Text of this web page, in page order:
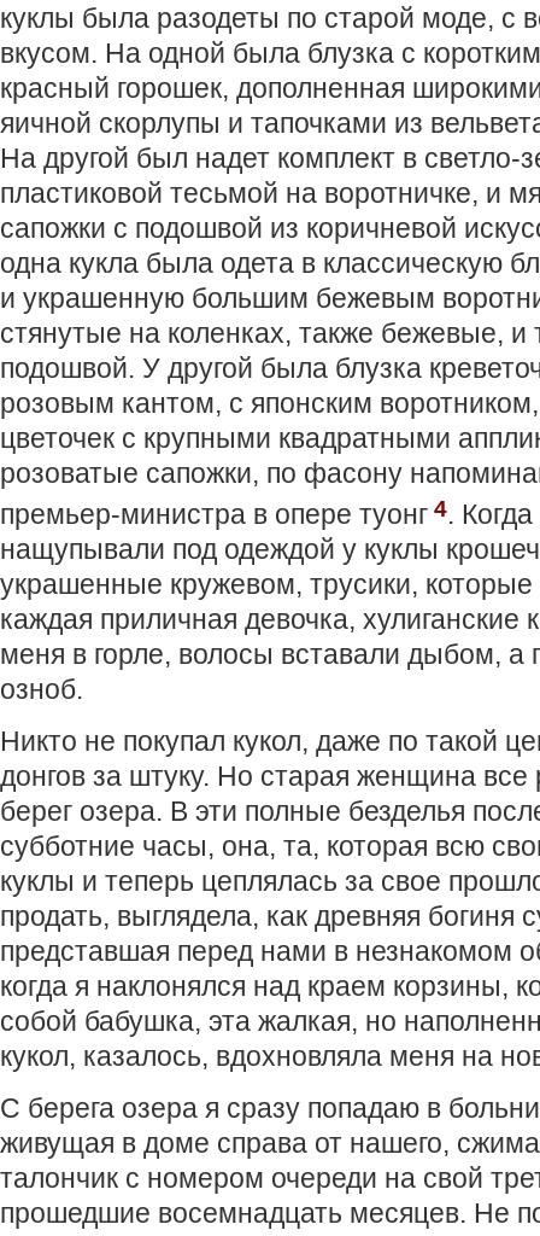
куклы была разодеты по старой моде, с
вкусом. На одной была блузка с
красный горошек, дополненная
яичной скорлупы и тапочками из
На другой был надет комплект в светло-
пластиковой тесьмой на воротничке, и
сапожки с подошвой из коричневой
одна кукла была одета в классическую
и украшенную большим бежевым
стянутые на коленках, также бежевые, и
подошвой. У другой была блузка
розовым кантом, с японским
цветочек с крупными квадратными
розоватые сапожки, по фасону
премьер-министра в опере туонг 4.
нащупывали под одеждой у куклы
украшенные кружевом, трусики,
каждая приличная девочка, хулиганские
меня в горле, волосы вставали дыбом, а
озноб.
Никто не покупал кукол, даже по такой
донгов за штуку. Но старая женщина все
берег озера. В эти полные безделья
субботние часы, она, та, которая всю
куклы и теперь цеплялась за свое
продать, выглядела, как древняя богиня
представшая перед нами в незнакомом
когда я наклонялся над краем корзины,
собой бабушка, эта жалкая, но
кукол, казалось, вдохновляла меня на
С берега озера я сразу попадаю в
живущая в доме справа от нашего,
талончик с номером очереди на свой
прошедшие восемнадцать месяцев. Не